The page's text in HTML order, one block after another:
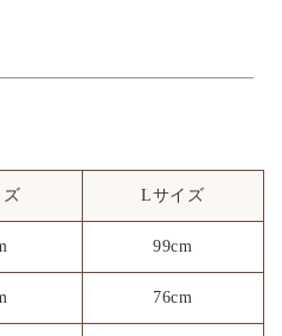
ズ Lサイズ
99cm
76cm